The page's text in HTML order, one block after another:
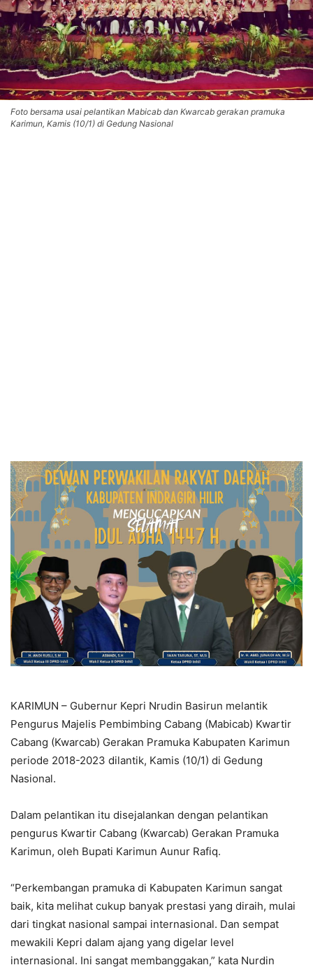
Foto bersama usai pelantikan Mabicab dan Kwarcab gerakan pramuka
Karimun, Kamis (10/1) di Gedung Nasional
KARIMUN – Gubernur Kepri Nrudin Basirun melantik
Pengurus Majelis Pembimbing Cabang (Mabicab) Kwartir
Cabang (Kwarcab) Gerakan Pramuka Kabupaten Karimun
periode 2018-2023 dilantik, Kamis (10/1) di Gedung
Nasional.
Dalam pelantikan itu disejalankan dengan pelantikan
pengurus Kwartir Cabang (Kwarcab) Gerakan Pramuka
Karimun, oleh Bupati Karimun Aunur Rafiq.
“Perkembangan pramuka di Kabupaten Karimun sangat
baik, kita melihat cukup banyak prestasi yang diraih, mulai
dari tingkat nasional sampai internasional. Dan sempat
mewakili Kepri dalam ajang yang digelar level
internasional. Ini sangat membanggakan,” kata Nurdin